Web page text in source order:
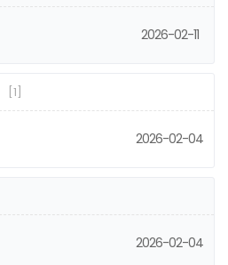
2026-02-11
[1]
2026-02-04
2026-02-04